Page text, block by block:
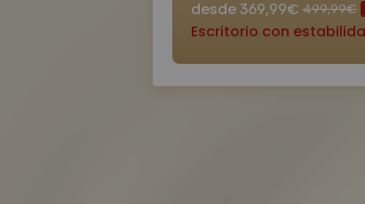
desde 369,99€ 499,99€